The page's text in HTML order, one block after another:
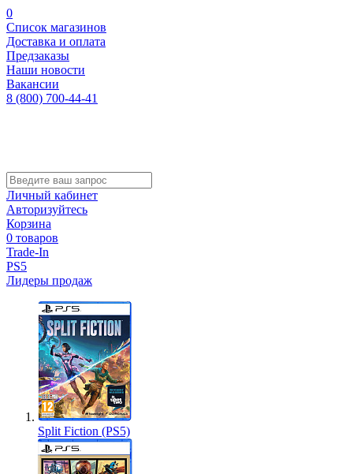
0
Список магазинов
Доставка и оплата
Предзаказы
Наши новости
Вакансии
8 (800) 700-44-41
Личный кабинет
Авторизуйтесь
Корзина
0 товаров
Trade-In
PS5
Лидеры продаж
Split Fiction (PS5)